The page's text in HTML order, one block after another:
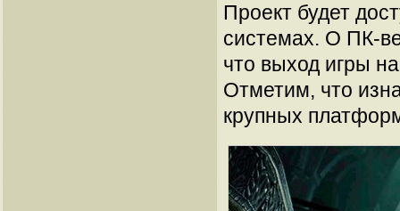
Проект будет
системах. О ПК-
что выход игры
Отметим, что
крупных